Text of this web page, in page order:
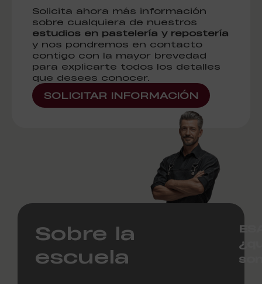
Solicita ahora más información
sobre cualquiera de nuestros
estudios en pastelería y repostería
y nos pondremos en contacto
contigo con la mayor brevedad
para explicarte todos los detalles
que desees conocer.
SOLICITAR INFORMACIÓN
Sobre la
escuela